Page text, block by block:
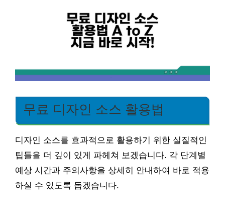
무료 디자인 소스 활용법
디자인 소스를 효과적으로 활용하기 위한 실질적인
팁들을 더 깊이 있게 파헤쳐 보겠습니다. 각 단계별
예상 시간과 주의사항을 상세히 안내하여 바로 적용
하실 수 있도록 돕겠습니다.